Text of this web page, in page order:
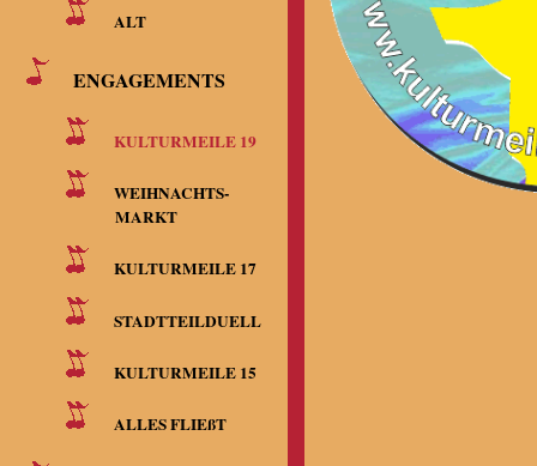
ALT
ENGAGEMENTS
KULTURMEILE 19
WEIHNACHTS-
MARKT
KULTURMEILE 17
STADTTEILDUELL
KULTURMEILE 15
ALLES FLIEßT